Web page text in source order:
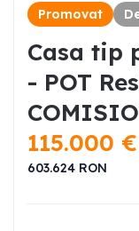
Promovat
Casa tip
- POT
115.000 €
603.624 RON